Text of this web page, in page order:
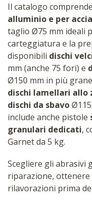
Il catalogo comprende
alluminio e per
taglio Ø75 mm ideali
carteggiatura e la
disponibili dischi
mm (anche 75 fori) e
Ø150 mm in più
dischi lamellari allo
dischi da sbavo
include anche pistole
granulari dedicati,
Garnet da 5 kg.
Scegliere gli abrasivi
riparazione,
rilavorazioni prima